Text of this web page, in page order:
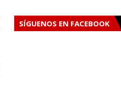
SÍGUENOS EN FACEBOOK